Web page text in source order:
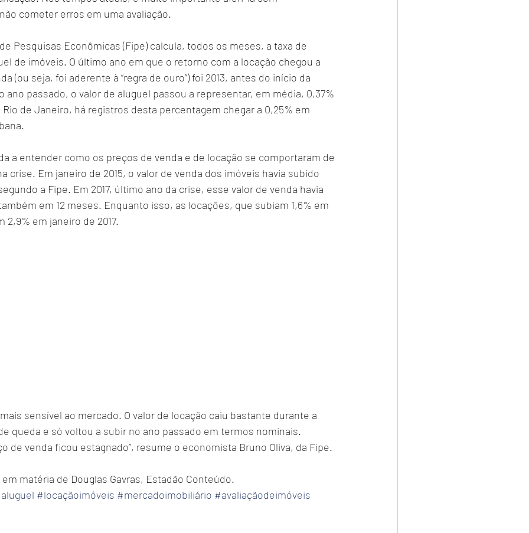
cometer erros em uma avaliação.
Pesquisas Econômicas (Fipe) calcula, todos os meses, a taxa de
de imóveis. O último ano em que o retorno com a locação chegou a
(ou seja, foi aderente à “regra de ouro”) foi 2013, antes do início da
ano passado, o valor de aluguel passou a representar, em média, 0,37%
Rio de Janeiro, há registros desta percentagem chegar a 0,25% em
a entender como os preços de venda e de locação se comportaram de
crise. Em janeiro de 2015, o valor de venda dos imóveis havia subido
a Fipe. Em 2017, último ano da crise, esse valor de venda havia
em 12 meses. Enquanto isso, as locações, que subiam 1,6% em
2,9% em janeiro de 2017.
sensível ao mercado. O valor de locação caiu bastante durante a
queda e só voltou a subir no ano passado em termos nominais.
de venda ficou estagnado”, resume o economista Bruno Oliva, da Fipe.
matéria de Douglas Gavras, Estadão Conteúdo.
#locaçãoimóveis #mercadoimobiliário #avaliaçãodeimóveis